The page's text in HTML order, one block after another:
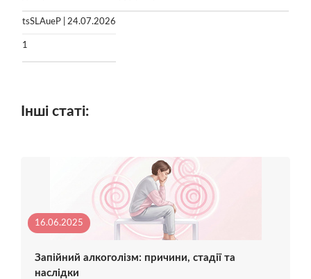
tsSLAueP | 24.07.2026
1
Інші статі:
16.06.2025
Запійний алкоголізм: причини, стадії та
наслідки